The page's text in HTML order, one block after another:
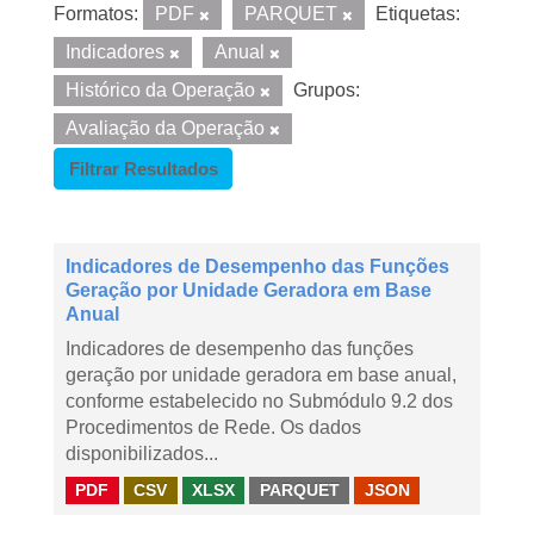
Formatos: PDF PARQUET
Etiquetas:
Indicadores
Anual
Histórico da Operação
Grupos:
Avaliação da Operação
Filtrar Resultados
Indicadores de Desempenho das Funções
Geração por Unidade Geradora em Base
Anual
Indicadores de desempenho das funções
geração por unidade geradora em base anual,
conforme estabelecido no Submódulo 9.2 dos
Procedimentos de Rede. Os dados
disponibilizados...
PDF CSV XLSX PARQUET JSON